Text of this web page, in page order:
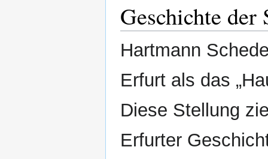
Geschichte
Hartmann
Erfurt als das
Diese Stellung
Erfurter